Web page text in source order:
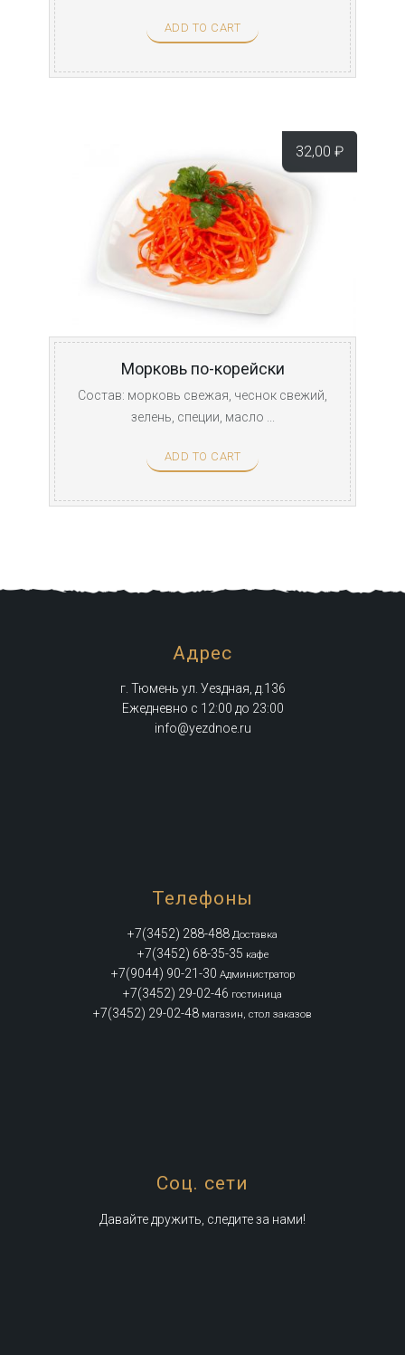
ADD TO CART
32,00 ₽
Морковь по-корейски
Состав: морковь свежая, чеснок свежий,
зелень, специи, масло ...
ADD TO CART
Адрес
г. Тюмень ул. Уездная, д.136
Ежедневно с 12:00 до 23:00
info@yezdnoe.ru
Телефоны
+7(3452) 288-488 Доставка
+7(3452) 68-35-35 кафе
+7(9044) 90-21-30 Администратор
+7(3452) 29-02-46 гостиница
+7(3452) 29-02-48 магазин, стол заказов
Соц. сети
Давайте дружить, следите за нами!